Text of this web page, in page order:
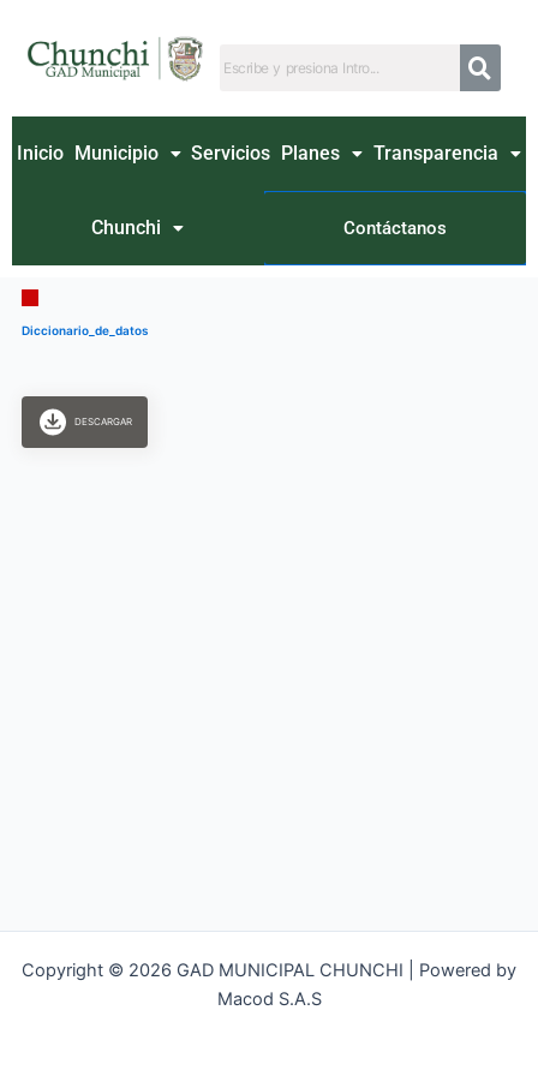
contenido
Inicio Municipio Servicios Planes Transparencia
Chunchi Contáctanos
Diccionario_de_datos
DESCARGAR
Copyright © 2026 GAD MUNICIPAL CHUNCHI | Powered by
Macod S.A.S